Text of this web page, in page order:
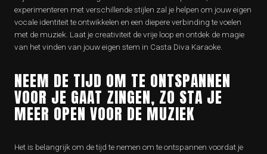
experimenteren met verschillende stijlen zal je helpen om jouw eigen
vocale identiteit te ontwikkelen en een diepere verbinding te voelen
met de muziek. Laat je creativiteit de vrije loop en ontdek de magie
van het vinden van jouw eigen stem in Casta Diva Karaoke.
NEEM DE TIJD OM TE ONTSPANNEN
VOOR JE GAAT ZINGEN, ZO STA JE
MEER OPEN VOOR DE MUZIEK
Het is belangrijk om de tijd te nemen om te ontspannen voordat je